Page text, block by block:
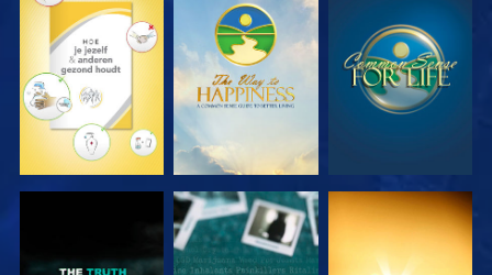
KIJK KIJK KIJK
KIJK KIJK